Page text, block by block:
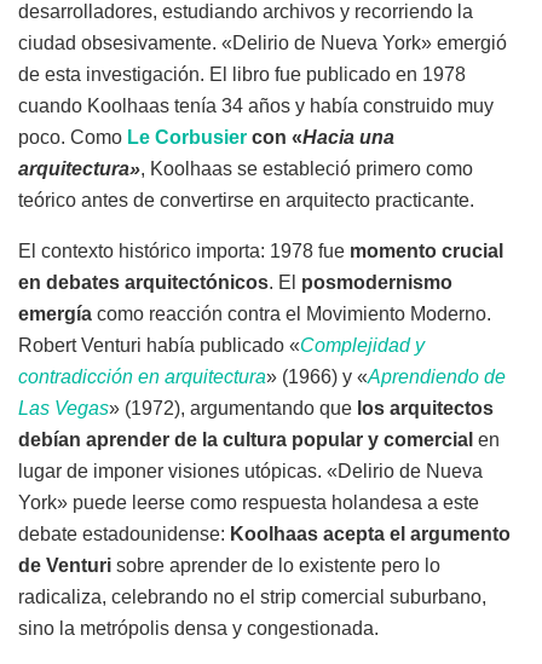
desarrolladores, estudiando archivos y recorriendo la
ciudad obsesivamente. «Delirio de Nueva York» emergió
de esta investigación. El libro fue publicado en 1978
cuando Koolhaas tenía 34 años y había construido muy
poco. Como Le Corbusier con «Hacia una
arquitectura», Koolhaas se estableció primero como
teórico antes de convertirse en arquitecto practicante.
El contexto histórico importa: 1978 fue momento crucial
en debates arquitectónicos. El posmodernismo
emergía como reacción contra el Movimiento Moderno.
Robert Venturi había publicado «Complejidad y
contradicción en arquitectura» (1966) y «Aprendiendo de
Las Vegas» (1972), argumentando que los arquitectos
debían aprender de la cultura popular y comercial en
lugar de imponer visiones utópicas. «Delirio de Nueva
York» puede leerse como respuesta holandesa a este
debate estadounidense: Koolhaas acepta el argumento
de Venturi sobre aprender de lo existente pero lo
radicaliza, celebrando no el strip comercial suburbano,
sino la metrópolis densa y congestionada.